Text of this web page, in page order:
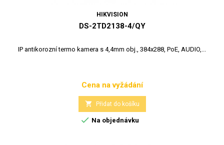
HIKVISION
DS-2TD2138-4/QY
IP antikorozní termo kamera s 4,4mm obj., 384x288, PoE, AUDIO,...
Cena
Cena na vyžádání
 Přidat do košíku
 Na objednávku